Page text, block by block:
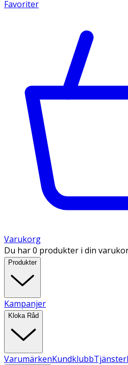
Favoriter
Varukorg
Du har 0 produkter i din
Produkter
Kampanjer
Kloka Råd
VarumärkenKundklubbTjänster